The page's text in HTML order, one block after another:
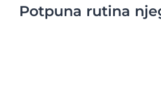
Potpuna rutina